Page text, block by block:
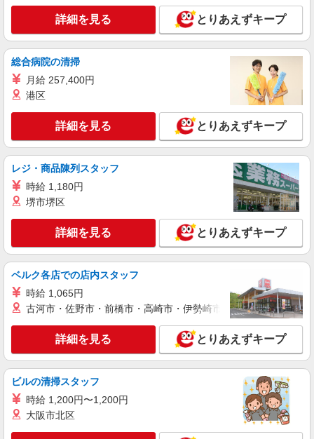
詳細を見る とりあえずキープ
総合病院の清掃
月給 257,400円
港区
詳細を見る とりあえずキープ
レジ・商品陳列スタッフ
時給 1,180円
堺市堺区
詳細を見る とりあえずキープ
ベルク各店での店内スタッフ
時給 1,065円
古河市・佐野市・前橋市・高崎市・伊勢崎市・太田市・館林市
詳細を見る とりあえずキープ
ビルの清掃スタッフ
時給 1,200円〜1,200円
大阪市北区